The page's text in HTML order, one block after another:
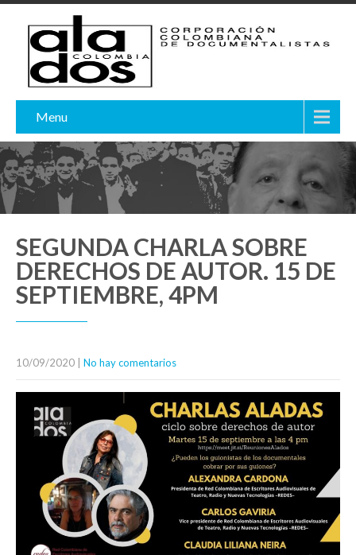
Menu
SEGUNDA CHARLA SOBRE
DERECHOS DE AUTOR. 15 DE
SEPTIEMBRE, 4PM
10/09/2020 | No hay comentarios